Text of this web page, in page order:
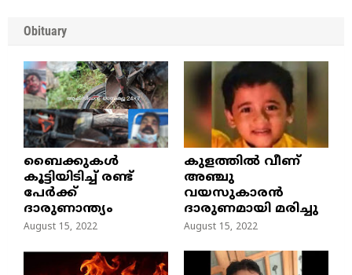
Obituary
ബൈക്കുകൾ
കൂട്ടിയിടിച്ച് രണ്ട്
പേർക്ക്
ദാരുണാന്ത്യം
August 15, 2022
കുളത്തില്‍ വീണ്
അഞ്ചു
വയസുകാരന്‍
ദാരുണമായി മരിച്ചു
August 15, 2022